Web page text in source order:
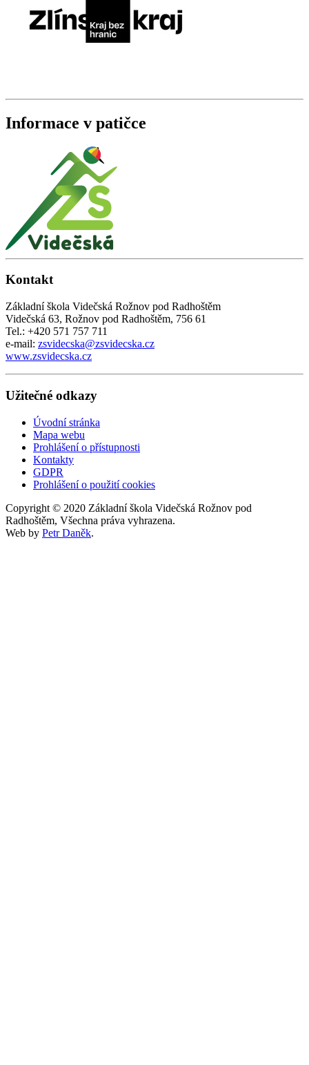
Informace v patičce
Kontakt
Základní škola Videčská Rožnov pod Radhoštěm
Videčská 63, Rožnov pod Radhoštěm, 756 61
Tel.: +420 571 757 711
e-mail: zsvidecska@zsvidecska.cz
www.zsvidecska.cz
Užitečné odkazy
Úvodní stránka
Mapa webu
Prohlášení o přístupnosti
Kontakty
GDPR
Prohlášení o použití cookies
Copyright © 2020 Základní škola Videčská Rožnov pod
Radhoštěm, Všechna práva vyhrazena.
Web by Petr Daněk.